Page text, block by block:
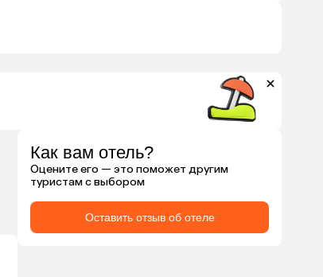
Как вам отель?
Оцените его — это поможет другим
туристам с выбором
Оставить отзыв об отеле